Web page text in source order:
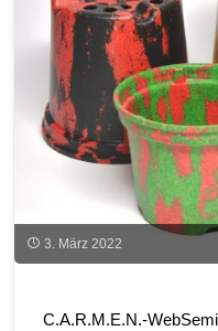
3. März 2022
C.A.R.M.E.N.-